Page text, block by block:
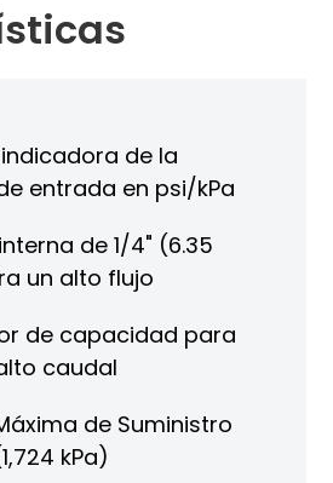
de la
entrada en psi/kPa
de 1/4" (6.35
un alto flujo
de capacidad para
caudal
de Suministro
kPa)